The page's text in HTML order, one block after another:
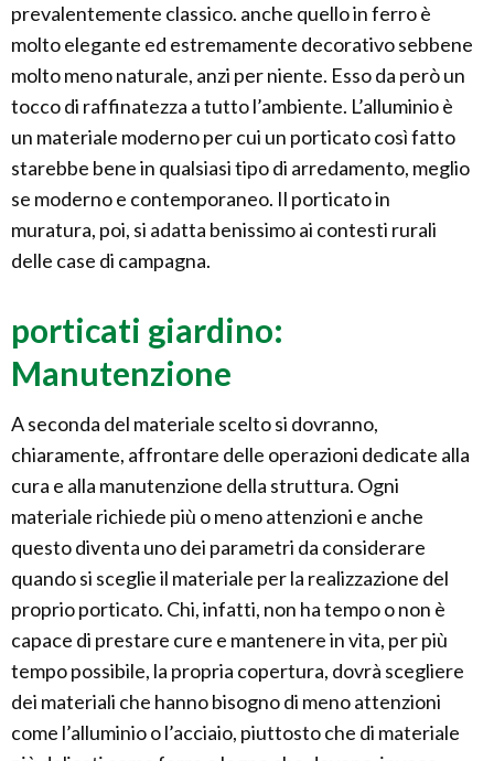
prevalentemente classico. anche quello in ferro è
molto elegante ed estremamente decorativo sebbene
molto meno naturale, anzi per niente. Esso da però un
tocco di raffinatezza a tutto l’ambiente. L’alluminio è
un materiale moderno per cui un porticato così fatto
starebbe bene in qualsiasi tipo di arredamento, meglio
se moderno e contemporaneo. Il porticato in
muratura, poi, si adatta benissimo ai contesti rurali
delle case di campagna.
porticati giardino:
Manutenzione
A seconda del materiale scelto si dovranno,
chiaramente, affrontare delle operazioni dedicate alla
cura e alla manutenzione della struttura. Ogni
materiale richiede più o meno attenzioni e anche
questo diventa uno dei parametri da considerare
quando si sceglie il materiale per la realizzazione del
proprio porticato. Chi, infatti, non ha tempo o non è
capace di prestare cure e mantenere in vita, per più
tempo possibile, la propria copertura, dovrà scegliere
dei materiali che hanno bisogno di meno attenzioni
come l’alluminio o l’acciaio, piuttosto che di materiale